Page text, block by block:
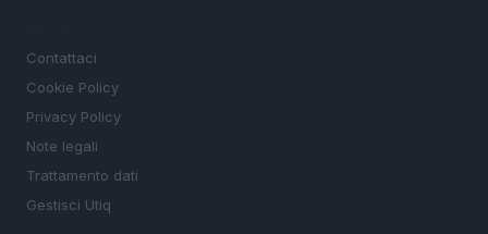
Contattaci
Cookie Policy
Privacy Policy
Note legali
Trattamento dati
Gestisci Utiq